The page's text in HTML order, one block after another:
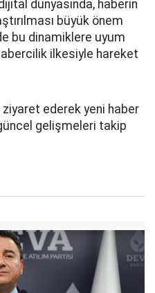
dünyasında, haberin
büyük önem
bu dinamiklere uyum
ilkesiyle hareket
ederek yeni haber
gelişmeleri takip